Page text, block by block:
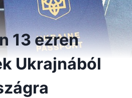
13 ezren
Ukrajnából